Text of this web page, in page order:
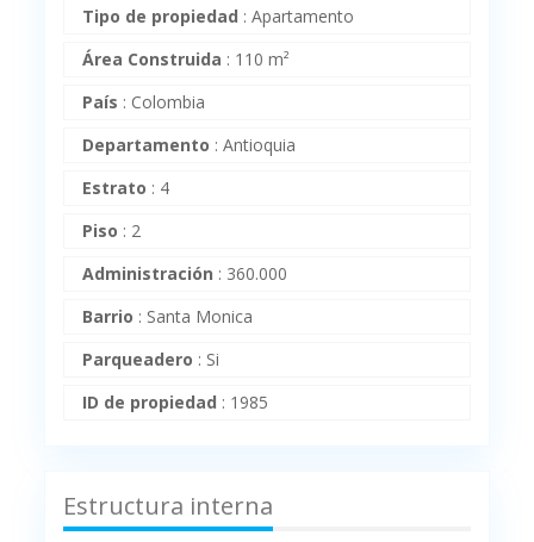
Tipo de propiedad :Apartamento
Área Construida : 110 m²
País : Colombia
Departamento :Antioquia
Estrato : 4
Piso : 2
Administración : 360.000
Barrio : Santa Monica
Parqueadero : Si
ID de propiedad : 1985
Estructura interna